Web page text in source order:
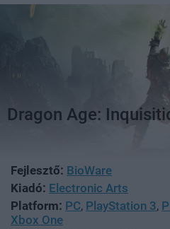
Dragon Age:
Fejlesztő: BioWare
Kiadó: Electronic Arts
Platform: PC, PlayStation 3,
Xbox One